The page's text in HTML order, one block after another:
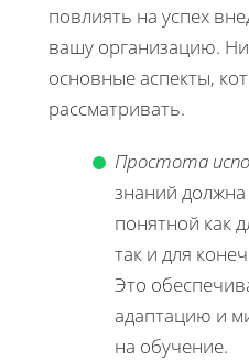
повлиять на успех
вашу организацию.
основные аспекты,
рассматривать.
Простота
знаний
понятной как
так и для
Это
адаптацию и
на обучение.